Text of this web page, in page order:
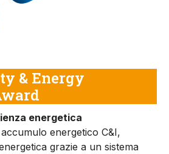
& Energy
energetica
energetico C&I,
grazie a un sistema